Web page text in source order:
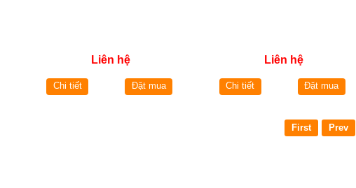
Liên hệ
Chi tiết Đặt mua
Liên hệ
Chi tiết Đặt mua
First Prev